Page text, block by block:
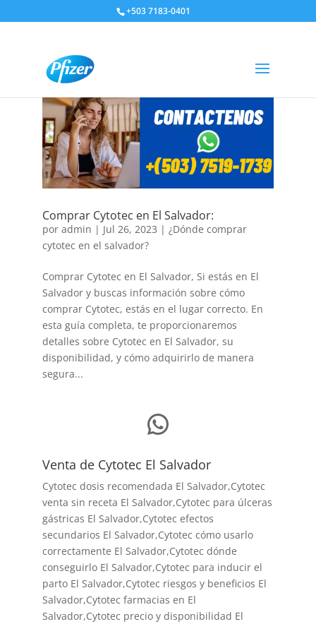
+503 7183-0401
Comprar Cytotec en El Salvador:
por admin | Jul 26, 2023 | ¿Dónde comprar
cytotec en el salvador?
Comprar Cytotec en El Salvador, Si estás en El
Salvador y buscas información sobre cómo
comprar Cytotec, estás en el lugar correcto. En
esta guía completa, te proporcionaremos
detalles sobre Cytotec en El Salvador, su
disponibilidad, y cómo adquirirlo de manera
segura...
WhatsApp
Venta de Cytotec El Salvador
Cytotec dosis recomendada El Salvador,Cytotec
venta sin receta El Salvador,Cytotec para úlceras
gástricas El Salvador,Cytotec efectos
secundarios El Salvador,Cytotec cómo usarlo
correctamente El Salvador,Cytotec dónde
conseguirlo El Salvador,Cytotec para inducir el
parto El Salvador,Cytotec riesgos y beneficios El
Salvador,Cytotec farmacias en El
Salvador,Cytotec precio y disponibilidad El